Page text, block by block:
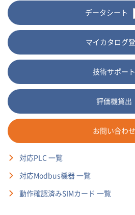
データシート
マイカタログ
技術サポート
評価機貸出
お問い合わせ
対応PLC 一覧
対応Modbus機器 一覧
動作確認済みSIMカード 一覧